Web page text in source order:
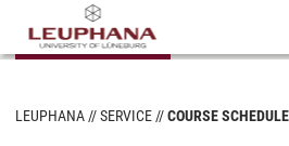
LEUPHANA SERVICE COURSE SCHEDULE